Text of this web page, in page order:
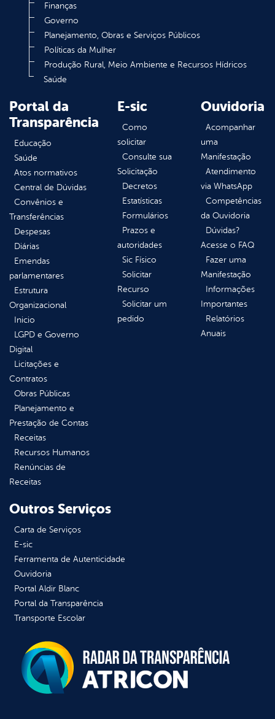
Finanças
Governo
Planejamento, Obras e Serviços Públicos
Políticas da Mulher
Produção Rural, Meio Ambiente e Recursos Hídricos
Saúde
Portal da
Transparência
Educação
Saúde
Atos normativos
Central de Dúvidas
Convênios e
Transferências
Despesas
Diárias
Emendas
parlamentares
Estrutura
Organizacional
Inicio
LGPD e Governo
Digital
Licitações e
Contratos
Obras Públicas
Planejamento e
Prestação de Contas
Receitas
Recursos Humanos
Renúncias de
Receitas
E-sic
Como
solicitar
Consulte sua
Solicitação
Decretos
Estatísticas
Formulários
Prazos e
autoridades
Sic Físico
Solicitar
Recurso
Solicitar um
pedido
Ouvidoria
Acompanhar
uma
Manifestação
Atendimento
via WhatsApp
Competências
da Ouvidoria
Dúvidas?
Acesse o FAQ
Fazer uma
Manifestação
Informações
Importantes
Relatórios
Anuais
Outros Serviços
Carta de Serviços
E-sic
Ferramenta de Autenticidade
Ouvidoria
Portal Aldir Blanc
Portal da Transparência
Transporte Escolar